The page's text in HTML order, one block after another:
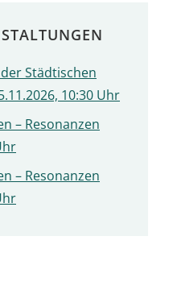
Städtischen
10:30 Uhr
– Resonanzen
– Resonanzen